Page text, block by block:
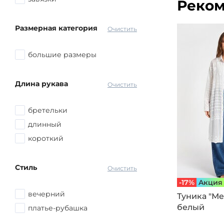
Очистить
Размерная категория
большие размеры
Очистить
Длина рукава
бретельки
длинный
короткий
Очистить
Стиль
вечерний
платье-рубашка
-17% Aкция
Туника
белый